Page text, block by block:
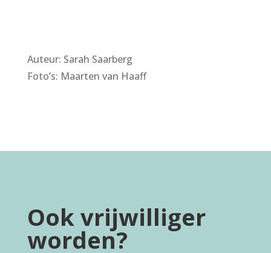
Auteur: Sarah Saarberg
Foto’s: Maarten van Haaff
Ook vrijwilliger
worden?